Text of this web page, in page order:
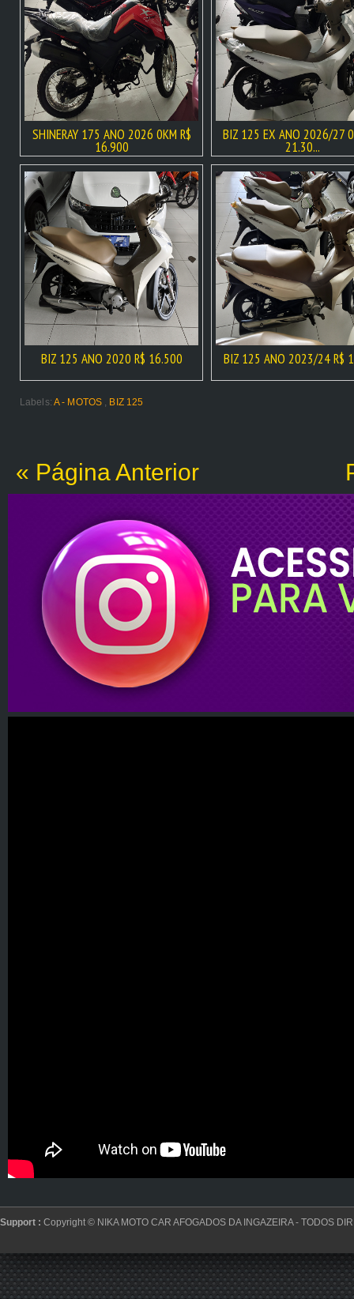
SHINERAY 175 ANO 2026 0KM R$
16.900
BIZ 125 EX ANO 2026/27
21.30...
BIZ 125 ANO 2020 R$ 16.500 BIZ 125 ANO 2023/24 R$
Labels: A - MOTOS BIZ 125
« Página Anterior
Support : Copyright © NIKA MOTO CAR AFOGADOS DA INGAZEIRA- TODOS